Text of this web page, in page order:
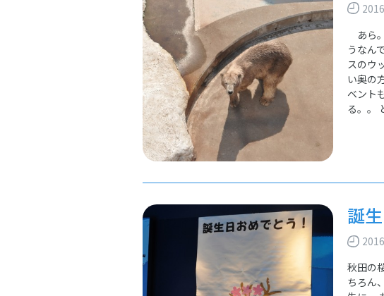
あら
うなん
スのウ
い奥の
ベント
る。。
誕
秋田の
ちろん